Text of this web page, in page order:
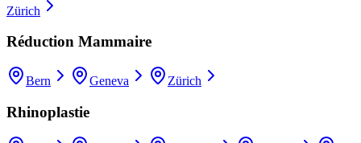
Zürich
Réduction Mammaire
Bern Geneva Zürich
Rhinoplastie